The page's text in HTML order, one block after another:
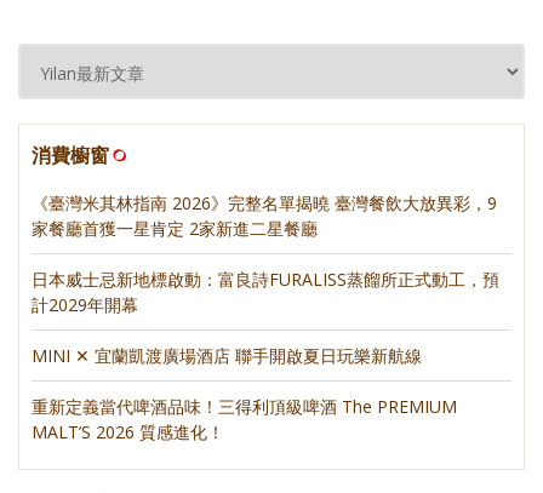
消費櫥窗
《臺灣米其林指南 2026》完整名單揭曉 臺灣餐飲大放異彩，9
家餐廳首獲一星肯定 2家新進二星餐廳
日本威士忌新地標啟動：富良詩FURALISS蒸餾所正式動工，預
計2029年開幕
MINI ✕ 宜蘭凱渡廣場酒店 聯手開啟夏日玩樂新航線
重新定義當代啤酒品味！三得利頂級啤酒 The PREMIUM
MALT’S 2026 質感進化！